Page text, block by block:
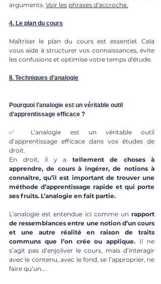
arguments. Voir les phrases d'accroche.
4. Le plan du cours
Maîtriser le plan du cours est essentiel. Cela
vous aide à structurer vos connaissances, évite
les confusions et optimise votre temps d'étude.
II. Techniques d’analogie
Pourquoi l’analogie est un véritable outil
d’apprentissage efficace ?
✅ L’analogie est un véritable outil
d’apprentissage efficace dans vos études de
droit.
En droit, il y a tellement de choses à
apprendre, de cours à ingérer, de notions à
connaître, qu’il est important de trouver une
méthode d’apprentissage rapide et qui porte
ses fruits. L’analogie en fait partie.
L’analogie est entendue ici comme un rapport
de ressemblances entre une notion d’un cours
et une autre réalité en raison de traits
communs que l’on crée ou applique. Il ne
s’agit pas d’enjoliver le cours, mais d’interagir
avec le contenu, avec le fond, se l’approprier, ne
faire qu’un...